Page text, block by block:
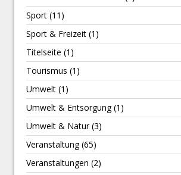
Sport (11)
Sport & Freizeit (1)
Titelseite (1)
Tourismus (1)
Umwelt (1)
Umwelt & Entsorgung(1)
Umwelt & Natur(3)
Veranstaltung(65)
Veranstaltungen (2)